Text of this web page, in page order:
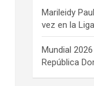
Marileidy
vez en la
Mundial
República